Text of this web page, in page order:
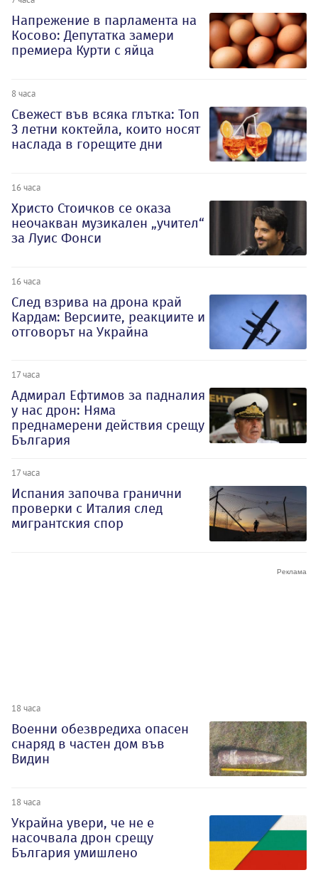
Напрежение в парламента на
Косово: Депутатка замери
премиера Курти с яйца
8 часа
Свежест във всяка глътка: Топ
3 летни коктейла, които носят
наслада в горещите дни
16 часа
Христо Стоичков се оказа
неочакван музикален „учител“
за Луис Фонси
16 часа
След взрива на дрона край
Кардам: Версиите, реакциите и
отговорът на Украйна
17 часа
Адмирал Ефтимов за падналия
у нас дрон: Няма
преднамерени действия срещу
България
17 часа
Испания започва гранични
проверки с Италия след
мигрантския спор
18 часа
Военни обезвредиха опасен
снаряд в частен дом във
Видин
18 часа
Украйна увери, че не е
насочвала дрон срещу
България умишлено